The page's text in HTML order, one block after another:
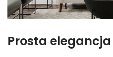
Prosta elegancja